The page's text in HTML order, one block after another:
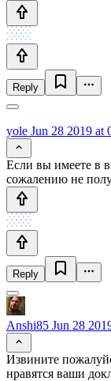
Reply
yole Jun 28 2019 at
Если вы имеете в
сожалению не
Reply
Anshi85 Jun 28
Извините
нравятся ваши